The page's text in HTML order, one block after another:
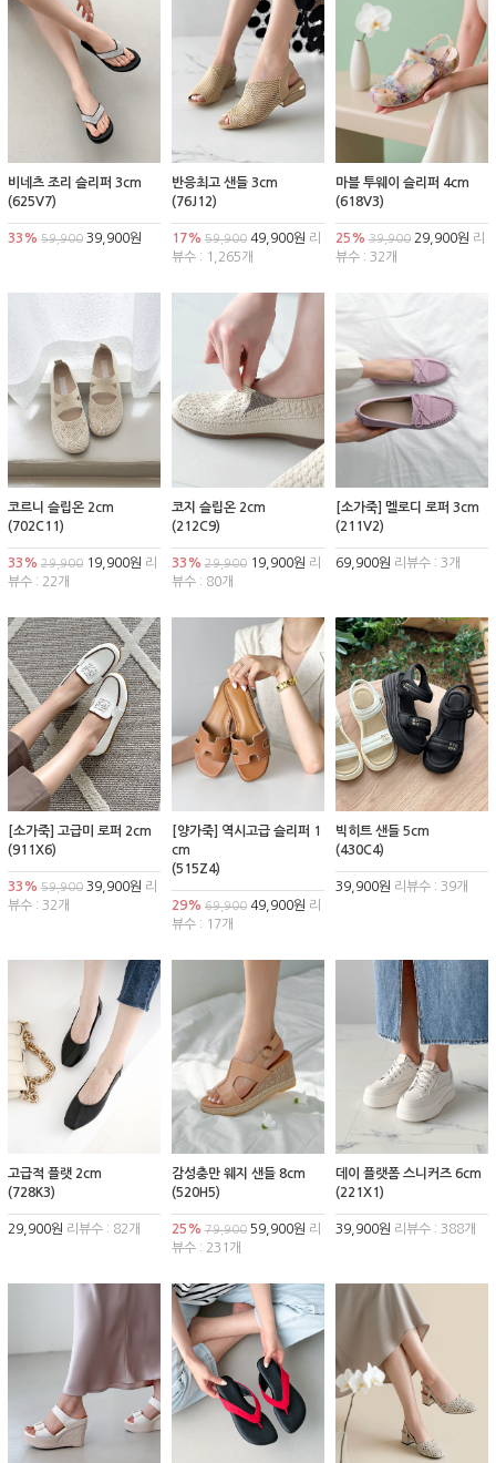
비네츠 조리 슬리퍼 3cm
(625V7)
33% 59,900 39,900원
반응최고 샌들 3cm
(76J12)
17% 59,90049,900원 리
뷰수 : 1,265개
마블 투웨이 슬리퍼 4cm
(618V3)
25% 39,90029,900원 리
뷰수 : 32개
코르니 슬립온 2cm
(702C11)
33% 29,900 19,900원 리
뷰수 : 22개
코지 슬립온 2cm
(212C9)
33% 29,90019,900원 리
뷰수 : 80개
[소가죽] 멜로디 로퍼 3cm
(211V2)
69,900원 리뷰수 : 3개
[소가죽] 고급미 로퍼 2cm
(911X6)
33% 59,900 39,900원 리
뷰수 : 32개
[양가죽] 역시고급 슬리퍼 1
cm
(515Z4)
29% 69,90049,900원 리
뷰수 : 17개
빅히트 샌들 5cm
(430C4)
39,900원 리뷰수 : 39개
고급적 플랫 2cm
(728K3)
29,900원 리뷰수 : 82개
감성충만 웨지 샌들 8cm
(520H5)
25% 79,90059,900원 리
뷰수 : 231개
데이 플랫폼 스니커즈 6cm
(221X1)
39,900원 리뷰수 : 388개